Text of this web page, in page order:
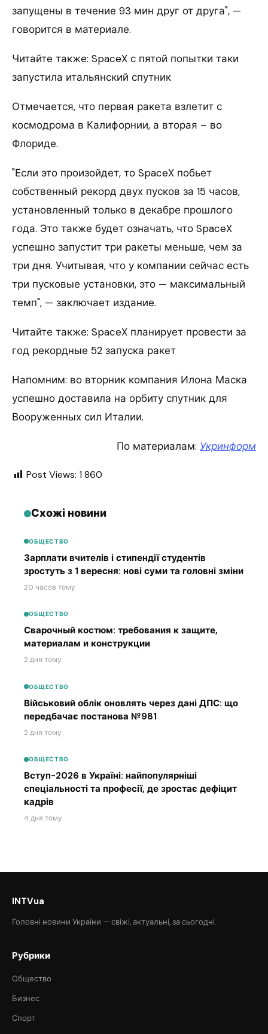
запущены в течение 93 мин друг от друга", —
говорится в материале.
Читайте также: SpaceX с пятой попытки таки
запустила итальянский спутник
Отмечается, что первая ракета взлетит с
космодрома в Калифорнии, а вторая – во
Флориде.
"Если это произойдет, то SpaceX побьет
собственный рекорд двух пусков за 15 часов,
установленный только в декабре прошлого
года. Это также будет означать, что SpaceX
успешно запустит три ракеты меньше, чем за
три дня. Учитывая, что у компании сейчас есть
три пусковые установки, это — максимальный
темп", — заключает издание.
Читайте также: SpaceX планирует провести за
год рекордные 52 запуска ракет
Напомним: во вторник компания Илона Маска
успешно доставила на орбиту спутник для
Вооруженных сил Италии.
По материалам: Укринформ
Post Views: 1 860
Схожі новини
ОБЩЕСТВО
Зарплати вчителів і стипендії студентів
зростуть з 1 вересня: нові суми та головні зміни
20 часов тому
ОБЩЕСТВО
Сварочный костюм: требования к защите,
материалам и конструкции
2 дня тому
ОБЩЕСТВО
Військовий облік оновлять через дані ДПС: що
передбачає постанова №981
2 дня тому
ОБЩЕСТВО
Вступ-2026 в Україні: найпопулярніші
спеціальності та професії, де зростає дефіцит
кадрів
4 дня тому
INTVua
Головні новини України — свіжі, актуальні, за сьогодні.
Рубрики
Общество
Бизнес
Спорт